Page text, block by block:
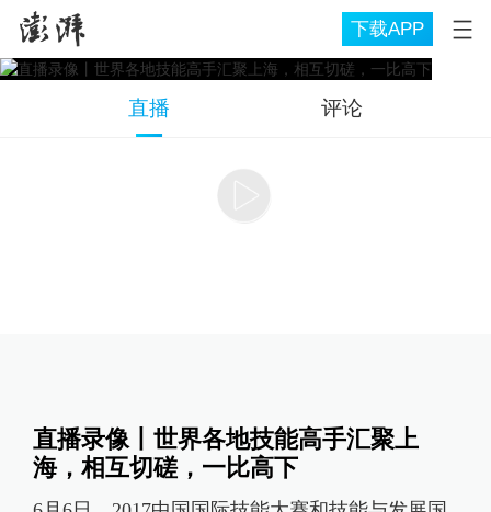
下载APP
直播 评论
直播录像丨世界各地技能高手汇聚上
海，相互切磋，一比高下